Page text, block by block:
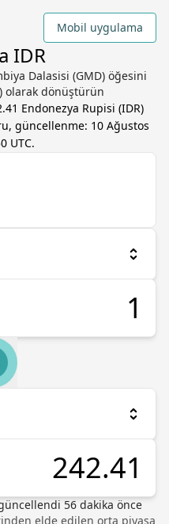
Mobil uygulama
IDR
Dalasisi (GMD) öğesini
olarak dönüştürün
Endonezya Rupisi (IDR)
güncellenme: 10 Ağustos
UTC.
56 dakika önce
elde edilen orta piyasa